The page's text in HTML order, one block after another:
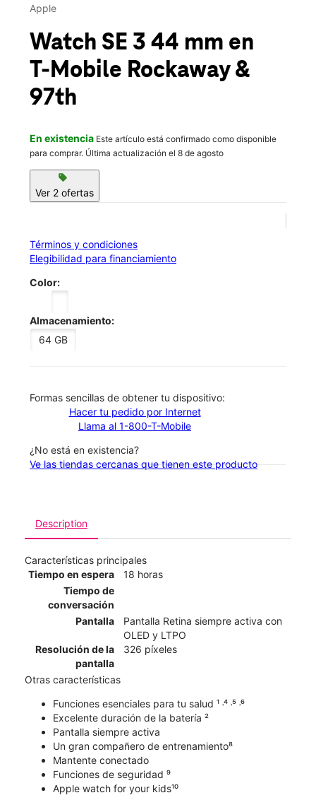
Jue.:
location_on
9705 Rockaway Blvd Ozone Park, NY 11417
Apple
Watch SE 3 44 mm en
T-Mobile Rockaway &
97th
En existencia Este artículo está confirmado como disponible
para comprar. Última actualización el 8 de agosto
sell
Ver 2 ofertas
Términos y condiciones
Elegibilidad para financiamiento
Color:
Almacenamiento:
64 GB
​​​​​​​Formas sencillas de obtener tu dispositivo:
Hacer tu pedido por Internet
Llama al 1-800-T-Mobile
¿No está en existencia?
Ve las tiendas cercanas que tienen este producto
Description
Características principales
Tiempo en espera
18 horas
Tiempo de
conversación
Pantalla
Pantalla Retina siempre activa con
OLED y LTPO
Resolución de la
pantalla
326 píxeles
Otras características
Funciones esenciales para tu salud ¹ ˒⁴ ˒⁵ ˒⁶
Excelente duración de la batería ²
Pantalla siempre activa
Un gran compañero de entrenamiento⁸
Mantente conectado
Funciones de seguridad ⁹
Apple watch for your kids¹⁰